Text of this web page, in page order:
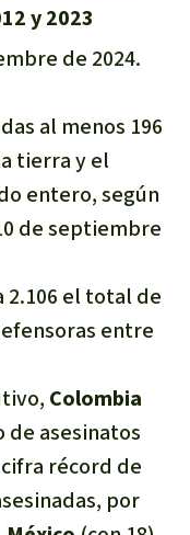
y 2023
de 2024.
al menos 196
tierra y el
entero, según
de septiembre
2.106 el total de
entre
Colombia
asesinatos
récord de
por